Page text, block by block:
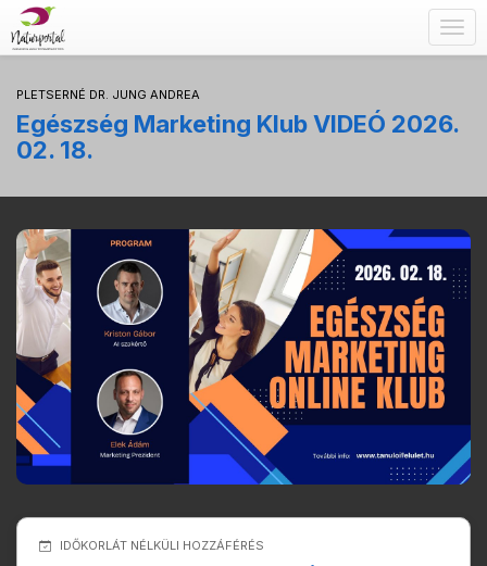
PLETSERNÉ DR. JUNG ANDREA
Egészség Marketing Klub VIDEÓ 2026.
02. 18.
IDŐKORLÁT NÉLKÜLI HOZZÁFÉRÉS